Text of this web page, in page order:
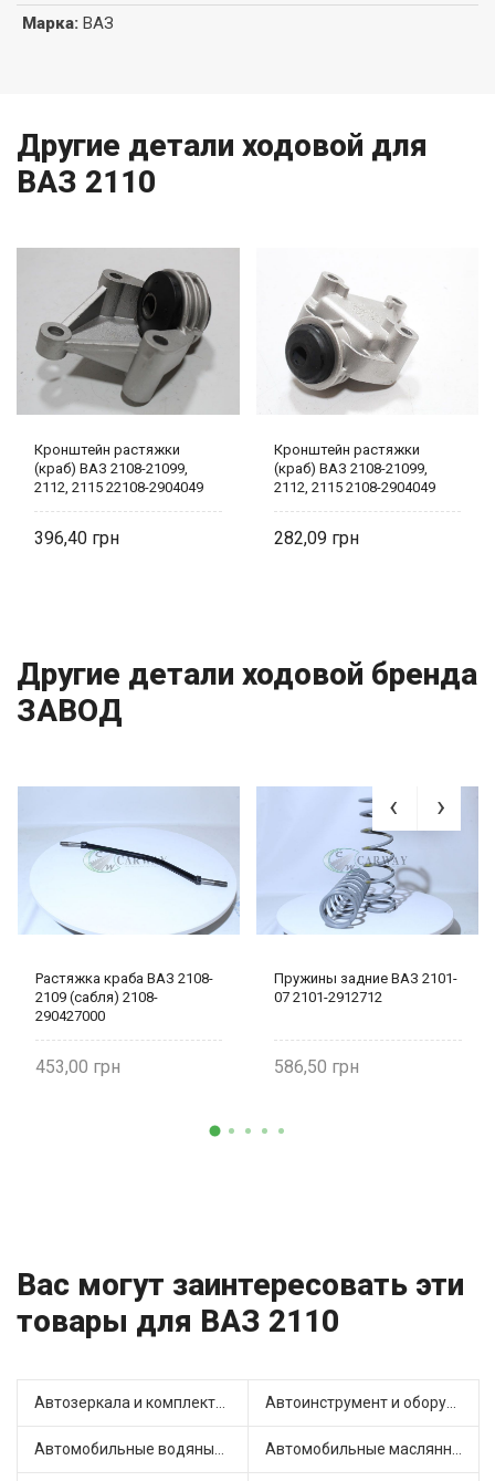
Марка: ВАЗ
Другие детали ходовой для
ВАЗ 2110
Кронштейн растяжки
(краб) ВАЗ 2108-21099,
2112, 2115 22108-2904049
396,40
Кронштейн растяжки
(краб) ВАЗ 2108-21099,
2112, 2115 2108-2904049
282,09
Другие детали ходовой бренда
ЗАВОД
Растяжка краба ВАЗ 2108-
2109 (сабля) 2108-
290427000
453,00
Пружины задние ВАЗ 2101-
07 2101-2912712
586,50
Вас могут заинтересовать эти
товары для ВАЗ 2110
Автозеркала и комплектующие (4) Автоинструмент и оборудование (3)
Автомобильные водяные насосы (9) Автомобильные маслянные насосы (4)